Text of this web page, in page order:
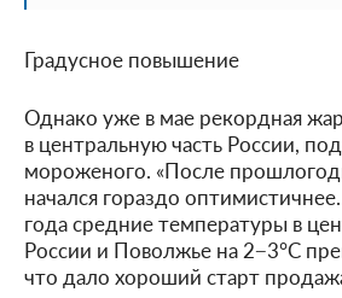
Градусное повышение
Однако уже в мае рекордная
в центральную часть России,
мороженого. «После
начался гораздо
года средние температуры в
России и Поволжье на 2−3°C
что дало хороший старт